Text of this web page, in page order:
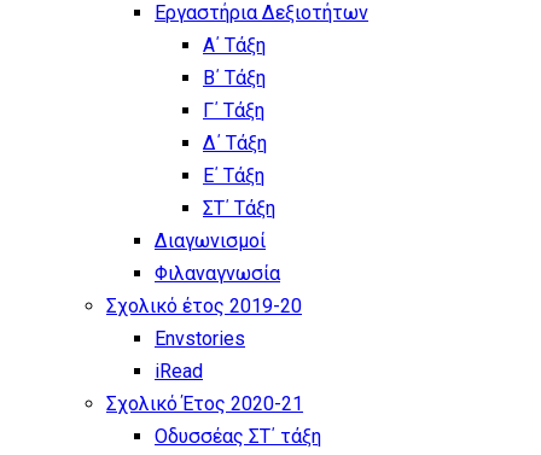
Εργαστήρια Δεξιοτήτων
Α΄ Τάξη
Β΄ Τάξη
Γ΄ Τάξη
Δ΄ Τάξη
Ε΄ Τάξη
ΣΤ΄ Τάξη
Διαγωνισμοί
Φιλαναγνωσία
Σχολικό έτος 2019-20
Envstories
iRead
Σχολικό Έτος 2020-21
Οδυσσέας ΣΤ΄ τάξη